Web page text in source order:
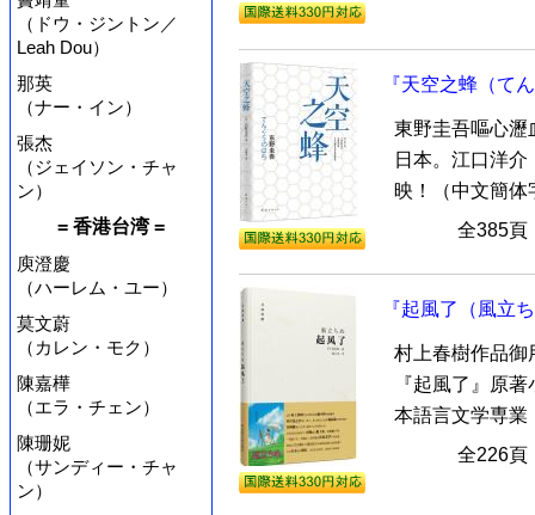
（ドウ・ジントン／
Leah Dou）
那英
（ナー・イン）
張杰
（ジェイソン・チャ
ン）
= 香港台湾 =
庾澄慶
（ハーレム・ユー）
莫文蔚
（カレン・モク）
陳嘉樺
（エラ・チェン）
陳珊妮
（サンディー・チャ
ン）
『天空之蜂（て
東野圭吾嘔心瀝
日本。江口洋
映！（中文簡体
全385
『起風了（風立
村上春樹作品御
『起風了』原
本語言文学専業
全226